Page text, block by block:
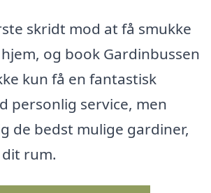
skridt mod at få smukke
og book Gardinbussen
kun få en fantastisk
personlig service, men
de bedst mulige gardiner,
rum.